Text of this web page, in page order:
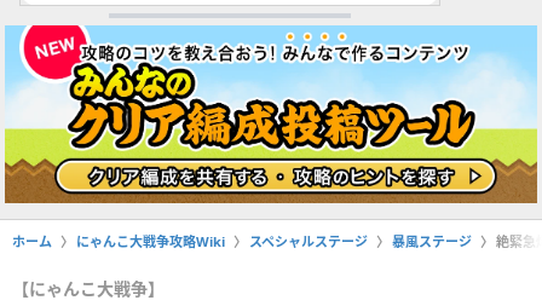
ホーム にゃんこ大戦争攻略Wiki スペシャルステージ 暴風ステージ 絶緊急
【にゃんこ大戦争】